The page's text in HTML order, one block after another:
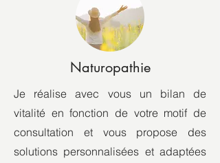
Naturopathie
Je réalise avec vous un bilan de
vitalité en fonction de votre motif de
consultation et vous propose des
solutions personnalisées et adaptées